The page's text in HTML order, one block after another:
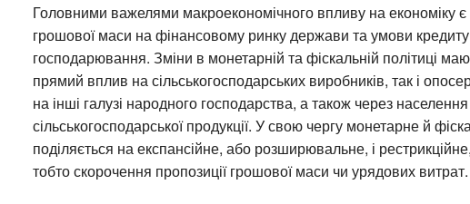
Головними важелями макроекономічного впливу на економіку є
грошової маси на фінансовому ринку держави та умови
господарювання. Зміни в монетарній та фіскальній політиці
прямий вплив на сільськогосподарських виробників, так і
на інші галузі народного господарства, а також через
сільськогосподарської продукції. У свою чергу монетарне й
поділяється на експансійне, або розширювальне, і
тобто скорочення пропозиції грошової маси чи урядових витрат.